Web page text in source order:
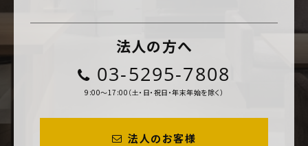
法人の方へ
03-5295-7808
9:00～17:00（土・日・祝日・年末年始を除く）
法人のお客様